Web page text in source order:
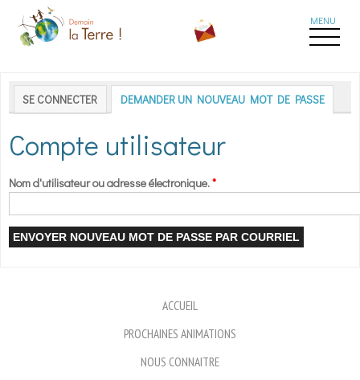
Aller au contenu principal
Onglets principaux
SE CONNECTER DEMANDER UN NOUVEAU MOT DE PASSE
Compte utilisateur
Nom d'utilisateur ou adresse électronique.*
ACCUEIL
PROCHAINES ANIMATIONS
NOUS CONNAITRE